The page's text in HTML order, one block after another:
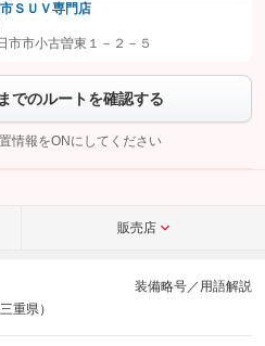
だち追加してから「許可する」ボタンを押
タップして問い合わせを
ちら
ＳＵＶ専門店
市市小古曽東１－２－５
でのルートを確認する
情報をONにしてください
販売店
重県）
装備略号／用語解説